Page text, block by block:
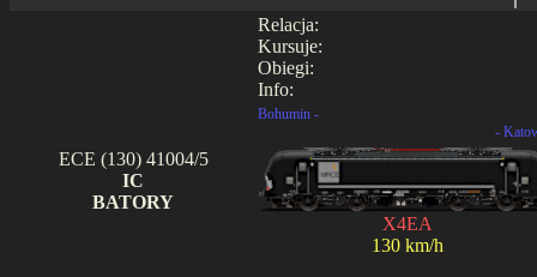
Relacja:
Kursuje:
Obiegi:
Info:
ECE (130) 41004/5
IC
BATORY
Bohumin -
-
X4EA
130 km/h